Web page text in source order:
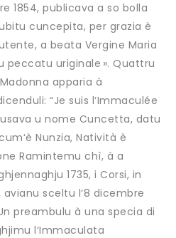
1854, publicava a so bolla
cuncepita, per grazia è
a beata Vergine Maria
peccatu uriginale ». Quattru
apparia à
“Je suis l‘Immaculée
u nome Cuncetta, datu
Nunzia, Natività è
Ramintemu chì, à a
1735, i Corsi, in
sceltu l‘8 dicembre
preambulu à una specia di
l‘Immaculata